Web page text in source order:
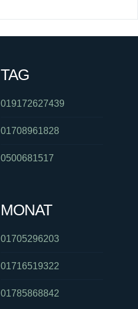
TAG
019172627439
01708961828
0500681517
MONAT
01705296203
01716519322
01785868842